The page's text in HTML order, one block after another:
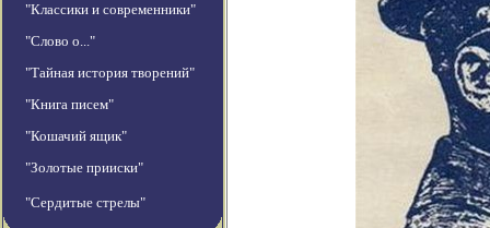
"Классики и современники"
"Слово о..."
"Тайная история творений"
"Книга писем"
"Кошачий ящик"
"Золотые прииски"
"Сердитые стрелы"